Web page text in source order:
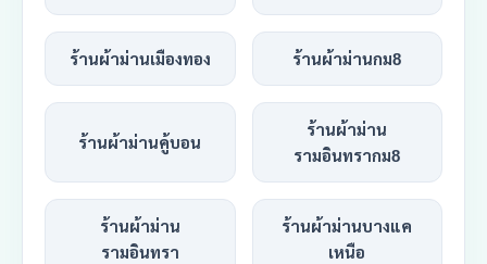
ร้านผ้าม่านเมืองทอง ร้านผ้าม่านกม8
ร้านผ้าม่านคู้บอน
ร้านผ้าม่าน
รามอินทรากม8
ร้านผ้าม่าน
รามอินทรา
ร้านผ้าม่านบางแค
เหนือ